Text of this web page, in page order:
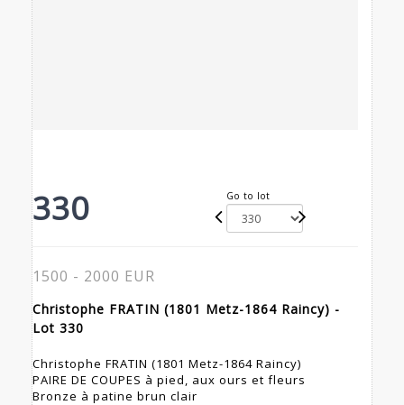
330 Go to lot
1500 - 2000 EUR
Christophe FRATIN (1801 Metz-1864 Raincy) -
Lot 330
Christophe FRATIN (1801 Metz-1864 Raincy)
PAIRE DE COUPES à pied, aux ours et fleurs
Bronze à patine brun clair